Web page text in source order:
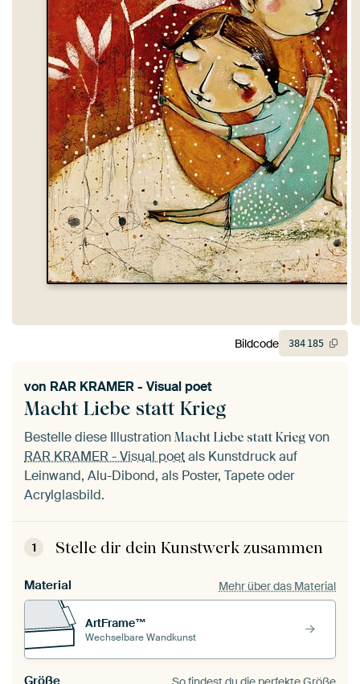
Macht Liebe statt Krieg
von RAR KRAMER - Visual poet
Bestelle diese Illustration Macht Liebe statt Krieg von
RAR KRAMER - Visual poetals Kunstdruck auf
Leinwand, Alu-Dibond, als Poster, Tapete oder
Acrylglasbild.
1 Stelle dir dein Kunstwerk zusammen
Material Mehr über das Material
ArtFrame™
Wechselbare Wandkunst
Bildcode 384 185